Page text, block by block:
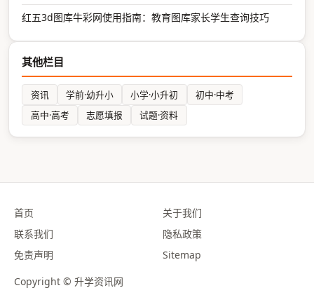
红五3d图库牛彩网使用指南：教育图库家长学生查询技巧
其他栏目
资讯 学前·幼升小 小学·小升初
初中·中考
高中·高考
志愿填报 试题·资料
首页
关于我们
联系我们
隐私政策
免责声明
Sitemap
Copyright © 升学资讯网